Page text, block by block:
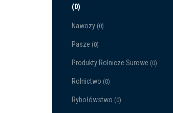
(0)
Nawozy (0)
Pasze (0)
Produkty Rolnicze Surowe (0)
Rolnictwo (0)
Rybołówstwo (0)